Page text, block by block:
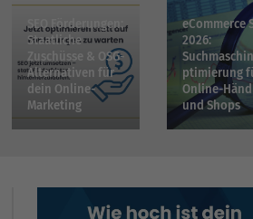
06.08.2026
SEO Case Study: SEO
Google
SEO Förderungen:
Staatliche
Zuschüsse & OSG-
Alternativen für
dein Online-
Marketing
eCommerce
2026:
ptimierung
Online-
und Shops